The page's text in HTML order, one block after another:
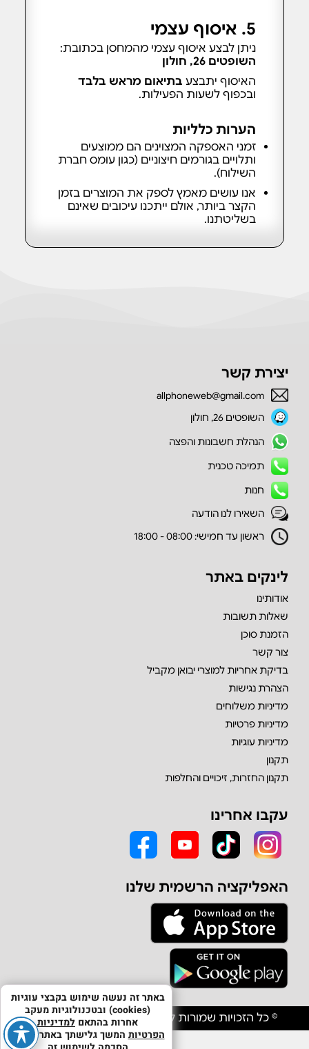
5. איסוף עצמי
ניתן לבצע איסוף עצמי מהמחסן בכתובת:
השופטים 26, חולון
האיסוף יתבצע בתיאום מראש בלבד
ובכפוף לשעות הפעילות.
הערות כלליות
זמני האספקה המצוינים הם ממוצעים
ותלויים בגורמים חיצוניים (כגון עומס חברת
השילוח).
אנו עושים מאמץ לספק את המוצרים בזמן
הקצר ביותר, אולם ייתכנו עיכובים שאינם
בשליטתנו.
יצירת קשר
allphoneweb@gmail.com
השופטים 26, חולון
הנהלת חשבונות והפצה
תמיכה טכנית
חנות
השאירו לנו הודעה
ראשון עד חמישי: 08:00 - 18:00
לינקים באתר
אודותינו
שאלות תשובות
הזמנת סוכן
צור קשר
בדיקת אחריות למוצרי יבואן מקביל
הצהרת נגישות
מדיניות משלוחים
מדיניות פרטיות
מדיניות עוגיות
תקנון
תקנון החזרות, זיכויים והחלפות
עקבו אחרינו
האפליקציה הרשמית שלנו
© כל הזכויות שמורות לחברת אולפון יבוא וסחר בע"מ
באתר זה נעשה שימוש בקבצי עוגיות
(cookies) ובטכנולוגיות מעקב
אחרות בהתאם למדיניות
הפרטיות המשך גלישתך באתר מהווה